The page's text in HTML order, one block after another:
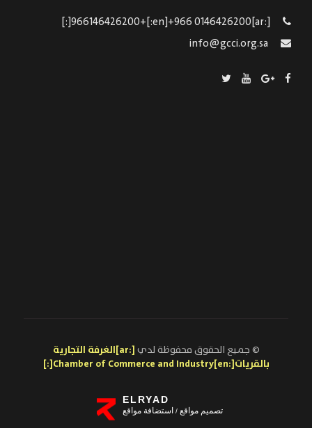
[:ar]966146426200+[:en]+966 0146426200[:]
© جميع الحقوق محفوظة لدي
[:ar]الغرفة التجارية
بالقريات[:en]Chamber of Commerce and Industry[:]
ELRYAD
تصميم مواقع/ استضافة مواقع